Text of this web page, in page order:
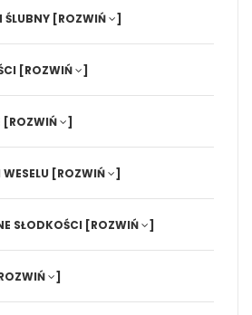
ŚLUBNY [ROZWIŃ ]
[ROZWIŃ ]
[ROZWIŃ ]
[ROZWIŃ ]
SŁODKOŚCI [ROZWIŃ ]
]